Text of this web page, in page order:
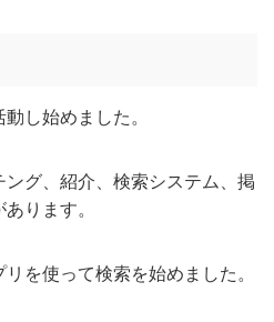
し始めました。
グ、紹介、検索システム、掲
ります。
を使って検索を始めました。